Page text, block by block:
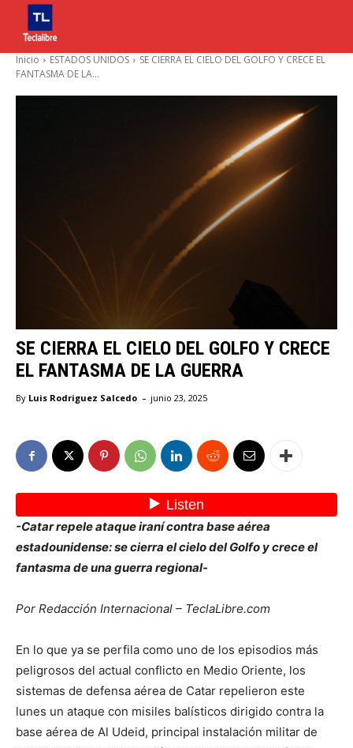
Inicio ESTADOS UNIDOS
SE CIERRA EL CIELO DEL GOLFO Y CRECE EL
FANTASMA DE LA...
SE CIERRA EL CIELO DEL GOLFO Y CRECE
EL FANTASMA DE LA GUERRA
By Luis Rodriguez Salcedo - junio 23, 2025
-Catar repele ataque iraní contra base aérea
estadounidense: se cierra el cielo del Golfo y crece el
fantasma de una guerra regional-
Por Redacción Internacional – TeclaLibre.com
En lo que ya se perfila como uno de los episodios más
peligrosos del actual conflicto en Medio Oriente, los
sistemas de defensa aérea de Catar repelieron este
lunes un ataque con misiles balísticos dirigido contra la
base aérea de Al Udeid, principal instalación militar de